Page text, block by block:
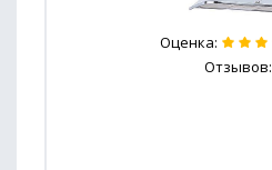
Оценка:
Отзывов: